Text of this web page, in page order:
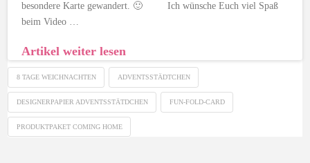
besondere Karte gewandert. 🙂 Ich wünsche Euch viel Spaß
beim Video …
Artikel weiter lesen
8 TAGE WEICHNACHTEN ADVENTSSTÄDTCHEN
DESIGNERPAPIER ADVENTSSTÄTDCHEN FUN-FOLD-CARD
PRODUKTPAKET COMING HOME